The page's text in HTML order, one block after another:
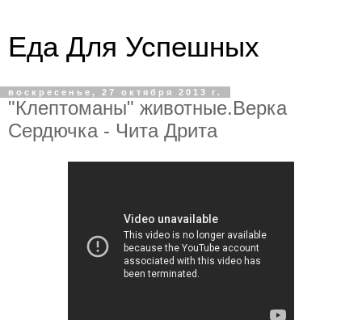
Еда Для Успешных
воскресенье, 27 октября 2013 г.
"Клептоманы" животные.Верка
Сердючка - Чита Дрита